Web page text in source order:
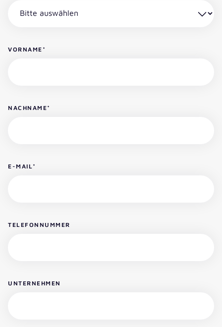
VORNAME *
NACHNAME*
E-MAIL *
TELEFONNUMMER
UNTERNEHMEN